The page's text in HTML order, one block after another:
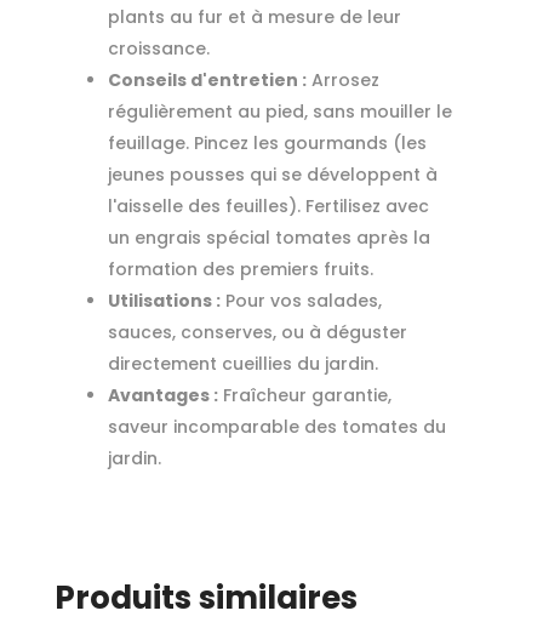
plants au fur et à mesure de leur
croissance.
Conseils d'entretien :Arrosez
régulièrement au pied, sans mouiller le
feuillage. Pincez les gourmands (les
jeunes pousses qui se développent à
l'aisselle des feuilles). Fertilisez avec
un engrais spécial tomates après la
formation des premiers fruits.
Utilisations :Pour vos salades,
sauces, conserves, ou à déguster
directement cueillies du jardin.
Avantages :Fraîcheur garantie,
saveur incomparable des tomates du
jardin.
Produits similaires